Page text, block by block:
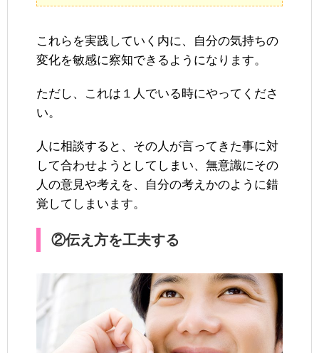
これらを実践していく内に、自分の気持ちの
変化を敏感に察知できるようになります。
ただし、これは１人でいる時にやってくださ
い。
人に相談すると、その人が言ってきた事に対
して合わせようとしてしまい、無意識にその
人の意見や考えを、自分の考えかのように錯
覚してしまいます。
②伝え方を工夫する